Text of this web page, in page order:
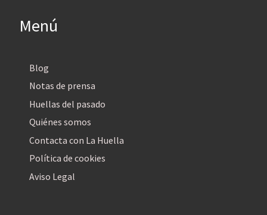
Menú
Blog
Notas de prensa
Huellas del pasado
Quiénes somos
Contacta con La Huella
Política de cookies
Aviso Legal